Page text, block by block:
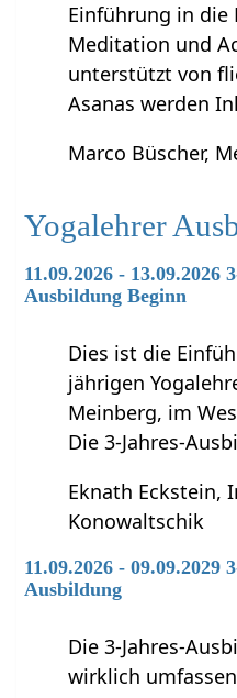
Einführung in die
Meditation und
unterstützt von
Asanas werden
Marco Büscher,
Yogalehrer
11.09.2026 - 13.09.2026
Ausbildung Beginn
Dies ist die
jährigen
Meinberg, im
Die 3-Jahres-
Eknath Eckstein,
Konowaltschik
11.09.2026 - 09.09.2029
Ausbildung
Die 3-Jahres-
wirklich